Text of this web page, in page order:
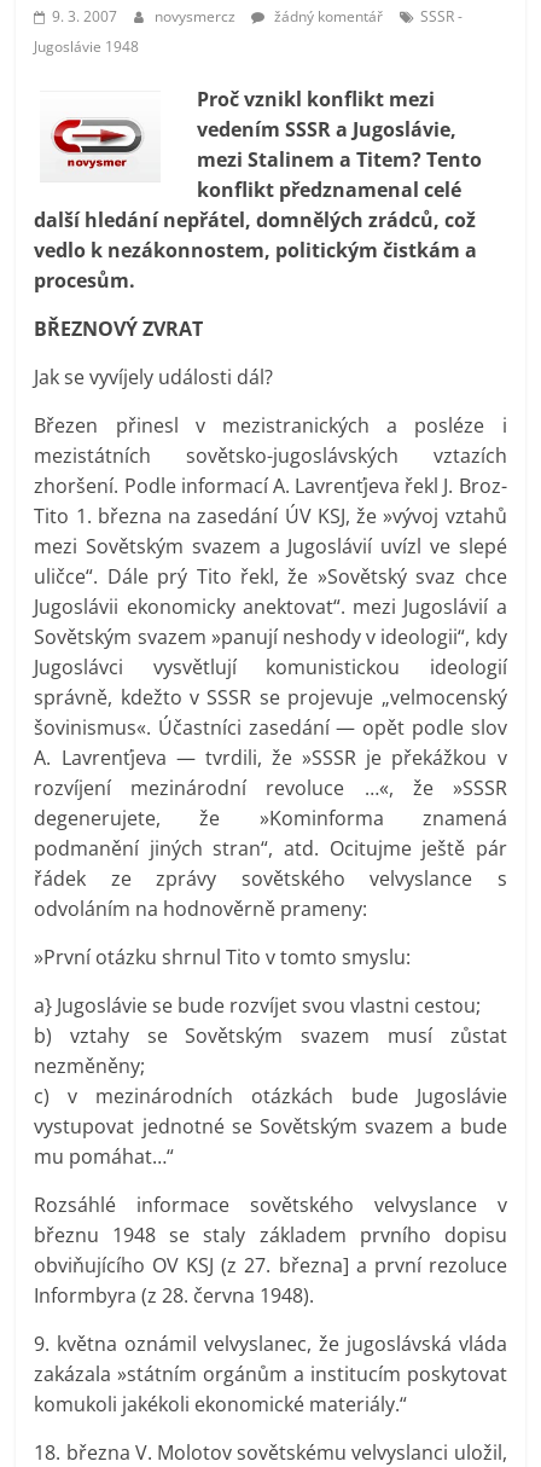
prospívá?
9. 3. 2007 novysmercz žádný komentář
SSSR -
Jugoslávie 1948
Proč vznikl konflikt mezi
vedením SSSR a Jugoslávie,
mezi Stalinem a Titem? Tento
konflikt předznamenal celé
další hledání nepřátel, domnělých zrádců, což
vedlo k nezákonnostem, politickým čistkám a
procesům.
BŘEZNOVÝ ZVRAT
Jak se vyvíjely události dál?
Březen přinesl v mezistranických a posléze i
mezistátních sovětsko-jugoslávských vztazích
zhoršení. Podle informací A. Lavrenťjeva řekl J. Broz-
Tito 1. března na zasedání ÚV KSJ, že »vývoj vztahů
mezi Sovětským svazem a Jugoslávií uvízl ve slepé
uličce“. Dále prý Tito řekl, že »Sovětský svaz chce
Jugoslávii ekonomicky anektovat“. mezi Jugoslávií a
Sovětským svazem »panují neshody v ideologii“, kdy
Jugoslávci vysvětlují komunistickou ideologií
správně, kdežto v SSSR se projevuje „velmocenský
šovinismus«. Účastníci zasedání — opět podle slov
A. Lavrenťjeva — tvrdili, že »SSSR je překážkou v
rozvíjení mezinárodní revoluce …«, že »SSSR
degenerujete, že »Kominforma znamená
podmanění jiných stran“, atd. Ocitujme ještě pár
řádek ze zprávy sovětského velvyslance s
odvoláním na hodnověrně prameny:
»První otázku shrnul Tito v tomto smyslu:
a} Jugoslávie se bude rozvíjet svou vlastni cestou;
b) vztahy se Sovětským svazem musí zůstat
nezměněny;
c) v mezinárodních otázkách bude Jugoslávie
vystupovat jednotné se Sovětským svazem a bude
mu pomáhat…“
Rozsáhlé informace sovětského velvyslance v
březnu 1948 se staly základem prvního dopisu
obviňujícího OV KSJ (z 27. března] a první rezoluce
Informbyra (z 28. června 1948).
9. května oznámil velvyslanec, že jugoslávská vláda
zakázala »státním orgánům a institucím poskytovat
komukoli jakékoli ekonomické materiály.“
18. března V. Molotov sovětskému velvyslanci uložil,